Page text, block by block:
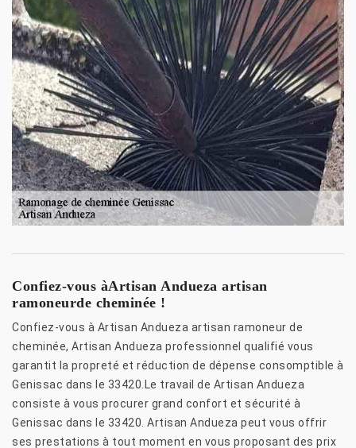
Confiez-vous àArtisan Andueza artisan
ramoneurde cheminée !
Confiez-vous à Artisan Andueza artisan ramoneur de
cheminée, Artisan Andueza professionnel qualifié vous
garantit la propreté et réduction de dépense consomptible à
Genissac dans le 33420.Le travail de Artisan Andueza
consiste à vous procurer grand confort et sécurité à
Genissac dans le 33420. Artisan Andueza peut vous offrir
ses prestations à tout moment en vous proposant des prix